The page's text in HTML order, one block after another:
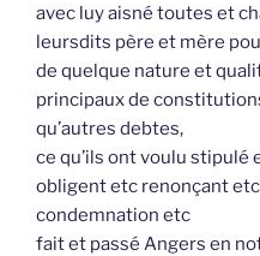
avec luy aisné toutes et
leursdits père et mère
de quelque nature et
principaux de
qu’autres debtes,
ce qu’ils ont voulu stipulé
obligent etc renonçant
condemnation etc
fait et passé Angers en